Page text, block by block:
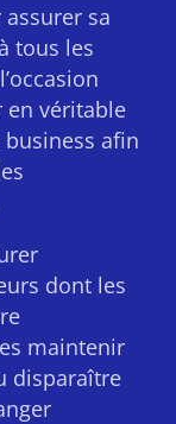
sa
tous les
en véritable
afin
dont les
maintenir
disparaître